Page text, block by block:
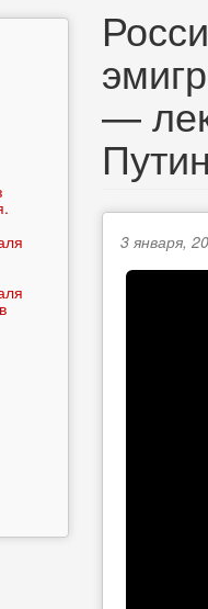
—
3 января,